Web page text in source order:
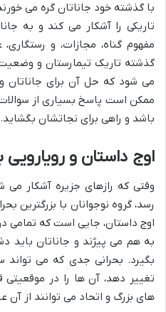
با گذشته خود جاناتان گره می
تاریکی را آشکار می کند و به
مفهوم گناه، مجازات، و
گذشته تاریک تیمارستان و
می شود که حل آن برای جاناتان
ممکن است پاسخ بسیاری از
باشد و راهی برای نجاتشان بگشاید.
اوج داستان و
وقتی که رازهای جزیره آشکار
رسد، گروه نوجوانان با بزرگترین
اوج داستان، جایی است که تمامی
به هم می پیژند و جاناتان باید
بگیرد. بحرانی جدی که می تواند
تغییر دهد، آن ها را در موقعیتی
های بزرگ و اتحاد می توانند از آن